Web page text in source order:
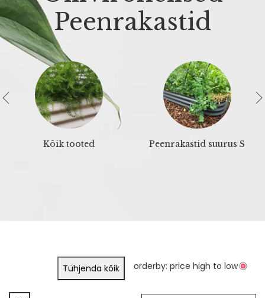
Peenrakastid
Kõik tooted Peenrakastid suurus S
Tühjenda kõik orderby: price high to low